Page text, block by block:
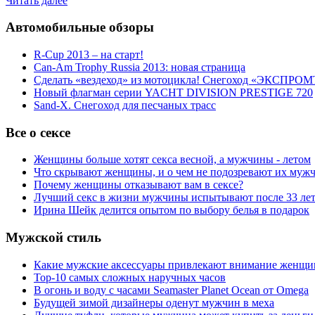
Автомобильные обзоры
R-Cup 2013 – на старт!
Can-Am Trophy Russia 2013: новая страница
Сделать «вездеход» из мотоцикла! Снегоход
Новый флагман серии YACHT DIVISION PRESTIGE 720
Sand-X. Снегоход для песчаных трасс
Все о сексе
Женщины больше хотят секса весной, а мужчины - летом
Что скрывают женщины, и о чем не подозревают их
Почему женщины отказывают вам в сексе?
Лучший секс в жизни мужчины испытывают после 33 лет
Ирина Шейк делится опытом по выбору белья в подарок
Мужской стиль
Какие мужские аксессуары привлекают внимание
Top-10 самых сложных наручных часов
В огонь и воду с часами Seamaster Planet Ocean от Omega
Будущей зимой дизайнеры оденут мужчин в меха